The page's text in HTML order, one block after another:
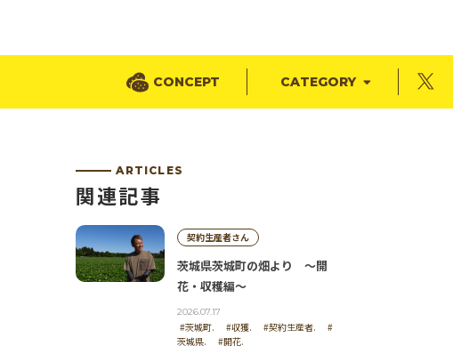
CONCEPT CATEGORY
ARTICLES
関連記事
契約生産者さん
茨城県茨城町の畑より ～開
花・収穫編～
2026.07.17
#茨城町. #収獲. #契約生産者.
#
茨城県.
#開花.